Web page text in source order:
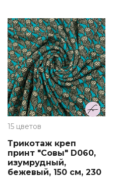
15 цветов
Трикотаж креп
принт "Совы" D060,
изумрудный,
бежевый, 150 см, 230